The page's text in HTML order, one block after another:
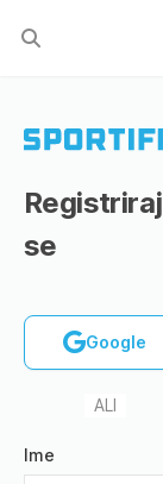
Registriraj
se
Google
ALI
Ime